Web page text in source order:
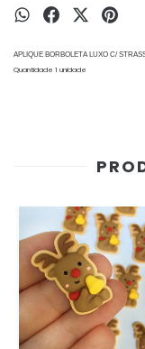
APLIQUE BORBOLETA LUXO C/
Quantidade 1 unidade